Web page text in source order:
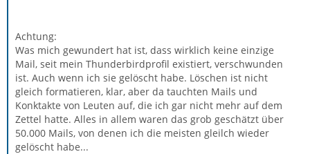
Achtung:
Was mich gewundert hat ist, dass wirklich keine einzige
Mail, seit mein Thunderbirdprofil existiert, verschwunden
ist. Auch wenn ich sie gelöscht habe. Löschen ist nicht
gleich formatieren, klar, aber da tauchten Mails und
Konktakte von Leuten auf, die ich gar nicht mehr auf dem
Zettel hatte. Alles in allem waren das grob geschätzt über
50.000 Mails, von denen ich die meisten gleilch wieder
gelöscht habe...